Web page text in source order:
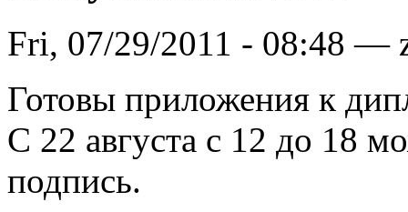
Fri, 07/29/2011 - 08:48 —
Готовы приложения к
С 22 августа с 12 до 18
подпись.